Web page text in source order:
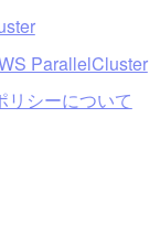
ParallelCluster
シーについて